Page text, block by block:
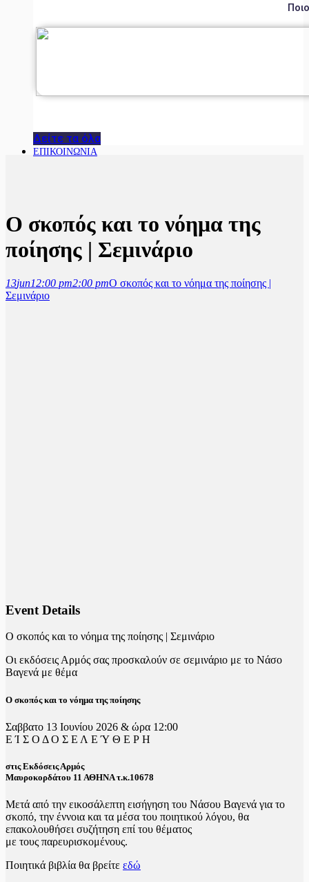
Δείτε τα όλα
ΕΠΙΚΟΙΝΩΝΙΑ
Ο σκοπός και το νόημα της
ποίησης | Σεμινάριο
13jun12:00 pm2:00 pmΟ σκοπός και το νόημα της ποίησης |
Σεμινάριο
Event Details
Ο σκοπός και το νόημα της ποίησης | Σεμινάριο
Οι εκδόσεις Αρμός σας προσκαλούν σε σεμινάριο με το Νάσο
Βαγενά με θέμα
Ο σκοπός και το νόημα της ποίησης
Σαββατο 13 Ιουνίου 2026 & ώρα 12:00
Ε Ί Σ Ο Δ Ο Σ Ε Λ Ε Ύ Θ Ε Ρ Η
στις Εκδόσεις Αρμός
Μαυροκορδάτου 11 ΑΘΗΝΑ τ.κ.10678
Μετά από την εικοσάλεπτη εισήγηση του Νάσου Βαγενά για το
σκοπό, την έννοια και τα μέσα του ποιητικού λόγου, θα
επακολουθήσει συζήτηση επί του θέματος
με τους παρευρισκομένους.
Ποιητικά βιβλία θα βρείτε εδώ